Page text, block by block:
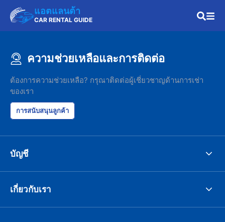
แอตแลนต้า
CAR RENTAL GUIDE
ความช่วยเหลือและการติดต่อ
ต้องการความช่วยเหลือ? กรุณาติดต่อผู้เชี่ยวชาญด้านการเช่า
ของเรา
การสนับสนุนลูกค้า
บัญชี
เกี่ยวกับเรา